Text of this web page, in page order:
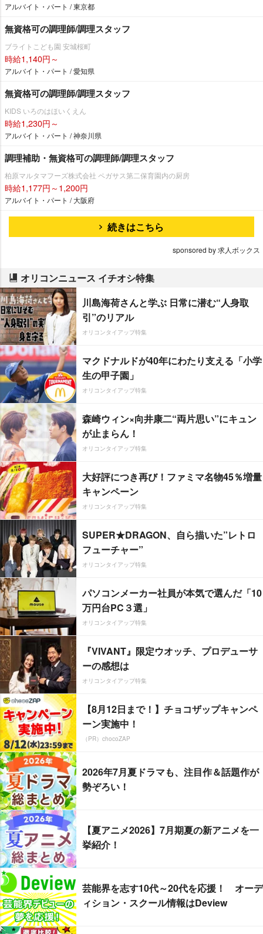
アルバイト・パート / 東京都
無資格可の調理師/調理スタッフ
ブライトこども園 安城桜町
時給1,140円～
アルバイト・パート / 愛知県
無資格可の調理師/調理スタッフ
KIDS いろのはほいくえん
時給1,230円～
アルバイト・パート / 神奈川県
調理補助・無資格可の調理師/調理スタッフ
柏原マルタマフーズ株式会社 ペガサス第二保育園内の厨房
時給1,177円～1,200円
アルバイト・パート / 大阪府
続きはこちら
sponsored by 求人ボックス
オリコンニュース イチオシ特集
川島海荷さんと学ぶ 日常に潜む“人身取
引”のリアル
オリコンタイアップ特集
マクドナルドが40年にわたり支える「小学
生の甲子園」
オリコンタイアップ特集
森崎ウィン×向井康二“両片思い”にキュン
が止まらん！
オリコンタイアップ特集
大好評につき再び！ファミマ名物45％増量
キャンペーン
オリコンタイアップ特集
SUPER★DRAGON、自ら描いた”レトロ
フューチャー”
オリコンタイアップ特集
パソコンメーカー社員が本気で選んだ「10
万円台PC３選」
オリコンタイアップ特集
『VIVANT』限定ウオッチ、プロデューサ
ーの感想は
オリコンタイアップ特集
【8月12日まで！】チョコザップキャンペ
ーン実施中！
（PR）chocoZAP
2026年7月夏ドラマも、注目作＆話題作が
勢ぞろい！
【夏アニメ2026】7月期夏の新アニメを一
挙紹介！
芸能界を志す10代～20代を応援！ オーデ
ィション・スクール情報はDeview